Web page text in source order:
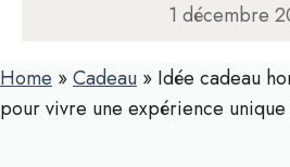
1 décembre
Home »Cadeau » Idée cadeau
pour vivre une expérience